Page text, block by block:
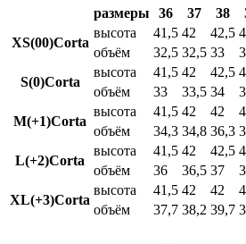
размеры 36 37 38
XS(00)Corta
высота 41,5 42 42,5
объём
32,5 32,5 33
S(0)Corta
высота 41,5 42 42,5
объём
33 33,5 34
M(+1)Corta
высота 41,5 42 42
объём
34,3 34,8 36,3
L(+2)Corta
высота 41,5 42 42,5
объём
36 36,5 37
XL(+3)Corta
высота 41,5 42 42
объём
37,7 38,2 39,7